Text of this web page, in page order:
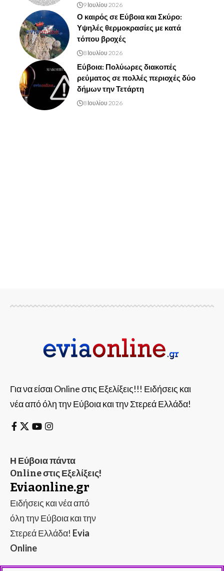
9 Ιουλίου 2026
Ο καιρός σε Εύβοια και Σκύρο:
Υψηλές θερμοκρασίες με κατά
τόπου βροχές
8 Ιουλίου 2026
Εύβοια: Πολύωρες διακοπές
ρεύματος σε πολλές περιοχές δύο
δήμων την Τετάρτη
8 Ιουλίου 2026
Για να είσαι Online στις Εξελίξεις!!! Ειδήσεις και
νέα από όλη την Εύβοια και την Στερεά Ελλάδα!
Η Εύβοια πάντα
Online στις Εξελίξεις!
Eviaonline.gr
Ειδήσεις και νέα από
όλη την Εύβοια και την
Στερεά Ελλάδα! Evia
Online